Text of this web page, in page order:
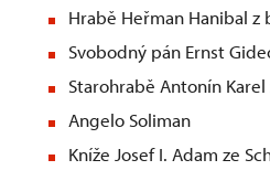
Hrabě Heřman Hanibal z
Svobodný pán Ernst
Starohrabě Antonín
Angelo Soliman
Kníže Josef I. Adam ze